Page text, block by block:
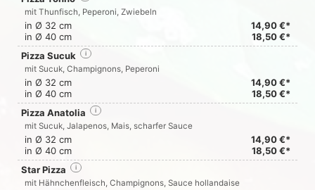
mit Thunfisch, Peperoni, Zwiebeln
in Ø 32 cm
14,90 €*
in Ø 40 cm
18,50 €*
Pizza Sucuk
i
mit Sucuk, Champignons, Peperoni
in Ø 32 cm
14,90 €*
in Ø 40 cm
18,50 €*
Pizza Anatolia
i
mit Sucuk, Jalapenos, Mais, scharfer Sauce
in Ø 32 cm
14,90 €*
in Ø 40 cm
18,50 €*
Star Pizza
i
mit Hähnchenfleisch, Champignons, Sauce hollandaise